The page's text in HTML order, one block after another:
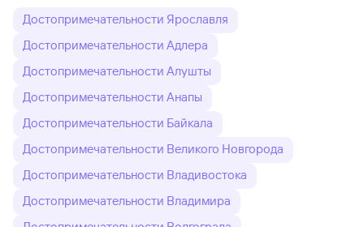
Достопримечательности Ярославля
Достопримечательности Адлера
Достопримечательности Алушты
Достопримечательности Анапы
Достопримечательности Байкала
Достопримечательности Великого Новгорода
Достопримечательности Владивостока
Достопримечательности Владимира